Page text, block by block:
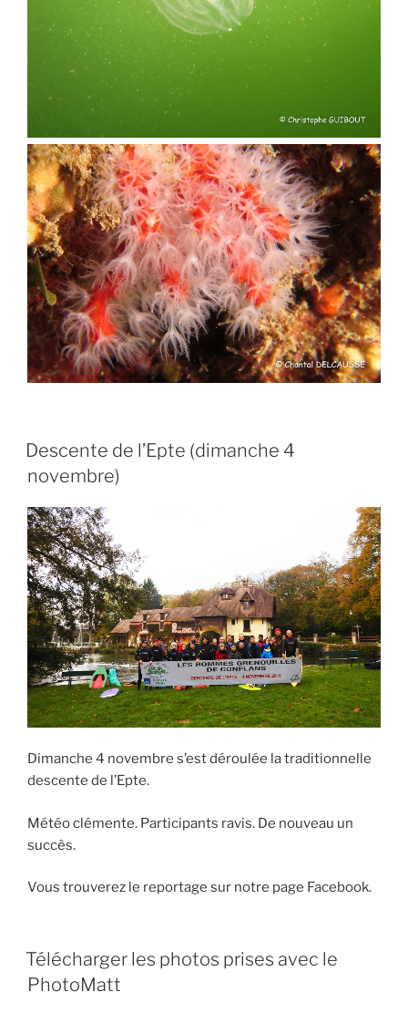
Descente de l’Epte (dimanche 4
novembre)
Dimanche 4 novembre s’est déroulée la traditionnelle
descente de l’Epte.
Météo clémente. Participants ravis. De nouveau un
succès.
Vous trouverez le reportage sur notre page Facebook.
Télécharger les photos prises avec le
PhotoMatt